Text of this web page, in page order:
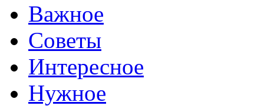
Важное
Советы
Интересное
Нужное